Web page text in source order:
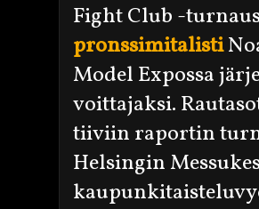
Fight Club -
pronssimitalisti
Model Expossa
voittajaksi.
tiiviin raportin
Helsingin